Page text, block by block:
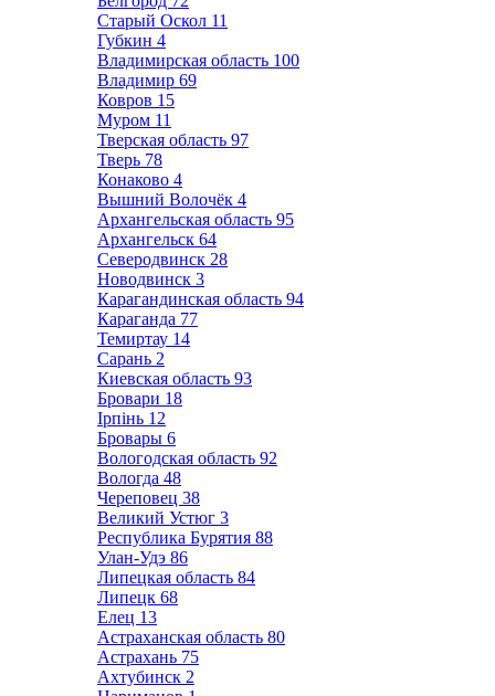
Старый Оскол 11
Губкин 4
Владимирская область 100
Владимир 69
Ковров 15
Муром 11
Тверская область 97
Тверь 78
Конаково 4
Вышний Волочёк 4
Архангельская область 95
Архангельск 64
Северодвинск 28
Новодвинск 3
Карагандинская область 94
Караганда 77
Темиртау 14
Сарань 2
Киевская область 93
Бровари 18
Ірпінь 12
Бровары 6
Вологодская область 92
Вологда 48
Череповец 38
Великий Устюг 3
Республика Бурятия 88
Улан-Удэ 86
Липецкая область 84
Липецк 68
Елец 13
Астраханская область 80
Астрахань 75
Ахтубинск 2